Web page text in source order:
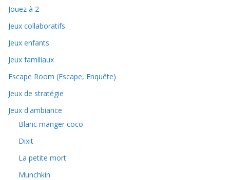
Jouez à 2
Jeux collaboratifs
Jeux enfants
Jeux familiaux
Escape Room (Escape, Enquête)
Jeux de stratégie
Jeux d'ambiance
Blanc manger coco
Dixit
La petite mort
Munchkin